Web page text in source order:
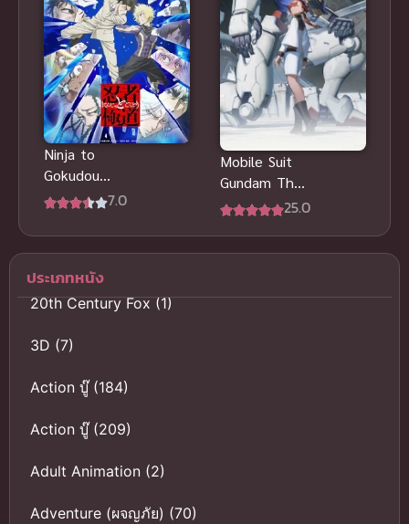
Ninja to
Gokudou
นินจา ปะทะ7.0
Mobile Suit
Gundam The
Witch from25.0
ประเภทหนัง
20th Century Fox(1)
3D (7)
Action บู๊(184)
Action บู๊(209)
Adult Animation (2)
Adventure (ผจญภัย) (70)